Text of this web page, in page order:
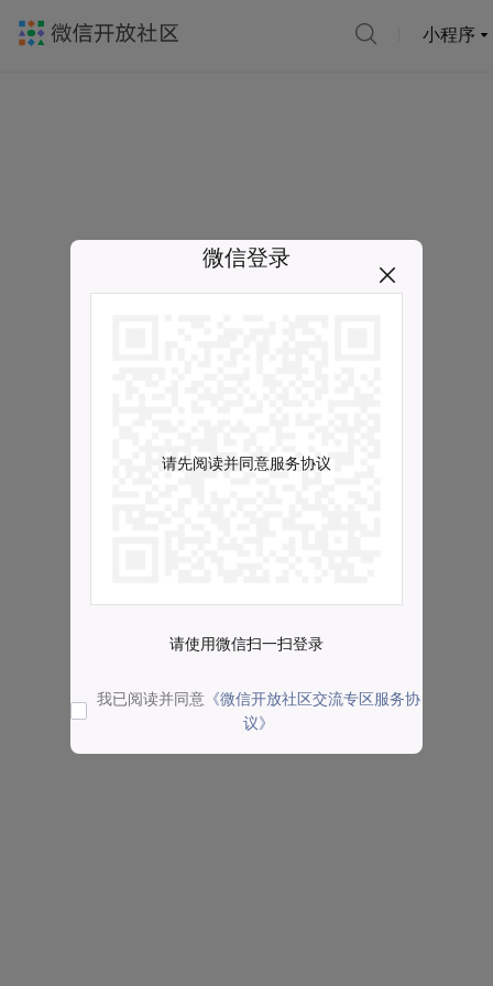
小程序
微信登录
请先阅读并同意服务协议
请使用微信扫一扫登录
我已阅读并同意 《微信开放社区交流专区服务协
议》